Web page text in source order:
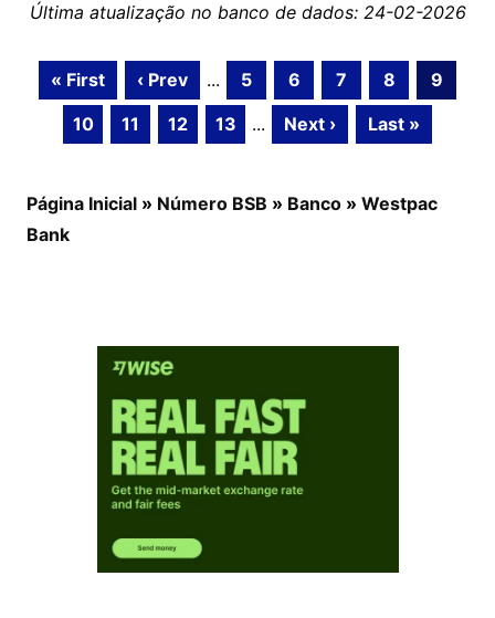
Última atualização no banco de dados: 24-02-2026
« First ‹ Prev ... 5 6 7 8
9
10
11 12 13 ... Next › Last »
Página Inicial » Número BSB » Banco » Westpac
Bank